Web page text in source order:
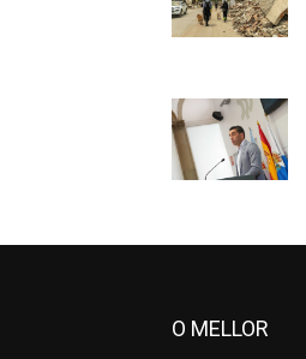
O MELLOR